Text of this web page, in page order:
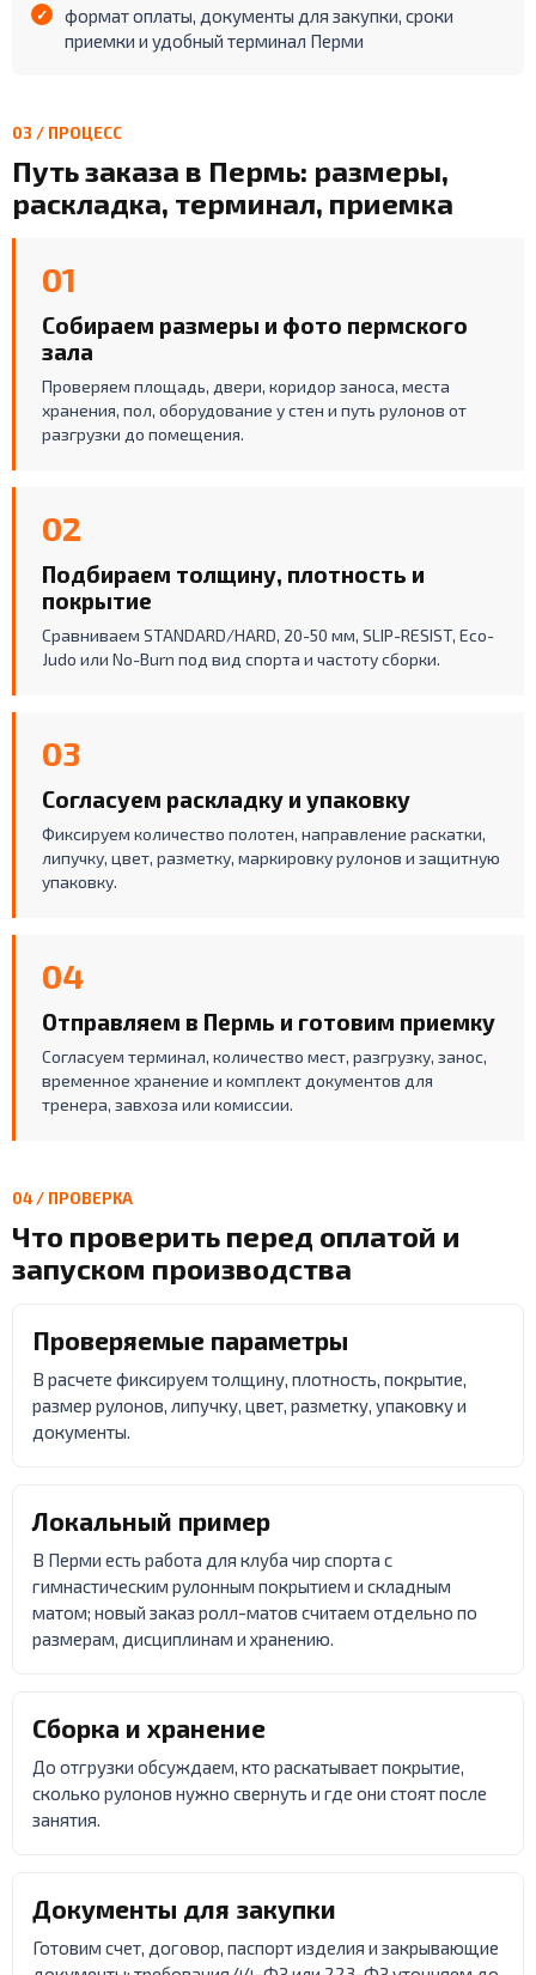
формат оплаты, документы для закупки, сроки
приемки и удобный терминал Перми
03 / ПРОЦЕСС
Путь заказа в Пермь: размеры,
раскладка, терминал, приемка
01
Собираем размеры и фото пермского
зала
Проверяем площадь, двери, коридор заноса, места
хранения, пол, оборудование у стен и путь рулонов от
разгрузки до помещения.
02
Подбираем толщину, плотность и
покрытие
Сравниваем STANDARD/HARD, 20-50 мм, SLIP-RESIST, Eco-
Judo или No-Burn под вид спорта и частоту сборки.
03
Согласуем раскладку и упаковку
Фиксируем количество полотен, направление раскатки,
липучку, цвет, разметку, маркировку рулонов и защитную
упаковку.
04
Отправляем в Пермь и готовим приемку
Согласуем терминал, количество мест, разгрузку, занос,
временное хранение и комплект документов для
тренера, завхоза или комиссии.
04 / ПРОВЕРКА
Что проверить перед оплатой и
запуском производства
Проверяемые параметры
В расчете фиксируем толщину, плотность, покрытие,
размер рулонов, липучку, цвет, разметку, упаковку и
документы.
Локальный пример
В Перми есть работа для клуба чир спорта с
гимнастическим рулонным покрытием и складным
матом; новый заказ ролл-матов считаем отдельно по
размерам, дисциплинам и хранению.
Сборка и хранение
До отгрузки обсуждаем, кто раскатывает покрытие,
сколько рулонов нужно свернуть и где они стоят после
занятия.
Документы для закупки
Готовим счет, договор, паспорт изделия и закрывающие